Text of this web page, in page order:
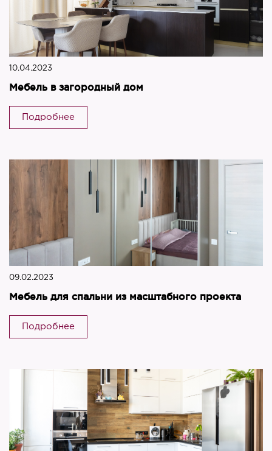
10.04.2023
Мебель в загородный дом
Подробнее
09.02.2023
Мебель для спальни из масштабного проекта
Подробнее